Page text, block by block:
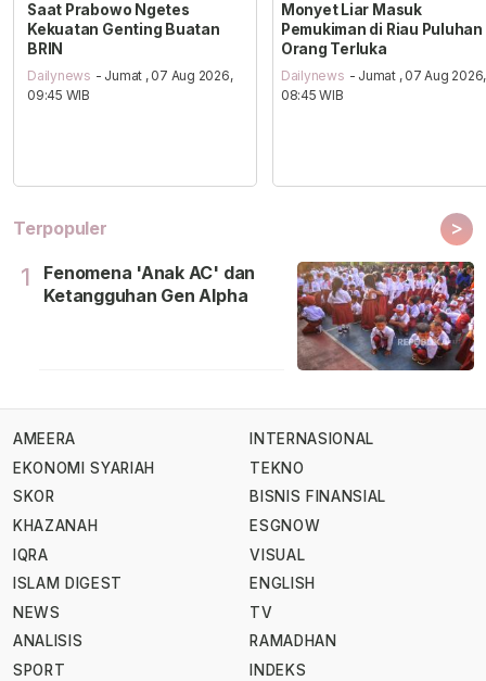
Saat Prabowo Ngetes
Kekuatan Genting Buatan
BRIN
Dailynews - Jumat , 07 Aug 2026,
09:45 WIB
Monyet Liar Masuk
Pemukiman di Riau Puluhan
Orang Terluka
Dailynews - Jumat , 07 Aug 2026,
08:45 WIB
Terpopuler >
1
Fenomena 'Anak AC' dan
Ketangguhan Gen Alpha
AMEERA
EKONOMI SYARIAH
SKOR
KHAZANAH
IQRA
ISLAM DIGEST
NEWS
ANALISIS
SPORT
INTERNASIONAL
TEKNO
BISNIS FINANSIAL
ESGNOW
VISUAL
ENGLISH
TV
RAMADHAN
INDEKS